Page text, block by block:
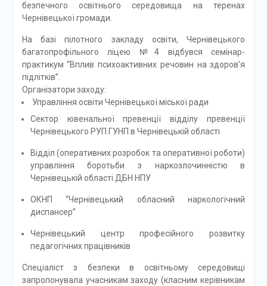
безпечного освітнього середовища на теренах
Чернівецької громади.
На базі пілотного закладу освіти, Чернівецького
багатопрофільного ліцею №4 відбувся семінар-
практикум “Вплив психоактивних речовин на здоров’я
підлітків”.
Організатори заходу:
Управління освіти Чернівецької міської ради
Сектор ювенальної превенції відділу превенції
Чернівецького РУП ГУНП в Чернівецькій області
Відділ (оперативних розробок та оперативної роботи)
управління боротьби з наркозлочинністю в
Чернівецькій області ДБН НПУ
ОКНП “Чернівецький обласний наркологічний
диспансер”
Чернівецький центр професійного розвитку
педагогічних працівників
Спеціаліст з безпеки в освітньому середовищі
запропонувала учасникам заходу (класним керівникам